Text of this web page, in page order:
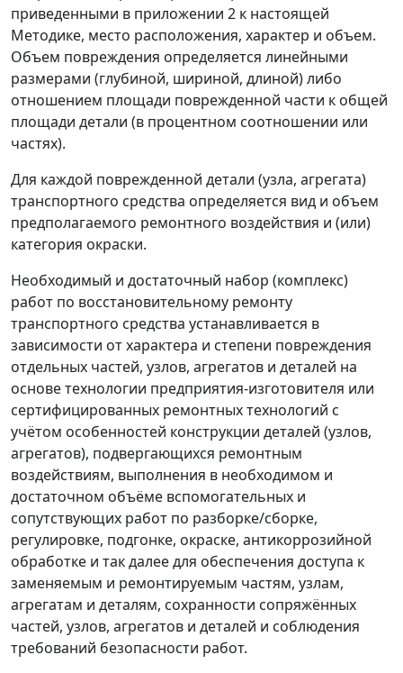
приведенными в приложении 2 к настоящей
Методике, место расположения, характер и объем.
Объем повреждения определяется линейными
размерами (глубиной, шириной, длиной) либо
отношением площади поврежденной части к общей
площади детали (в процентном соотношении или
частях).
Для каждой поврежденной детали (узла, агрегата)
транспортного средства определяется вид и объем
предполагаемого ремонтного воздействия и (или)
категория окраски.
Необходимый и достаточный набор (комплекс)
работ по восстановительному ремонту
транспортного средства устанавливается в
зависимости от характера и степени повреждения
отдельных частей, узлов, агрегатов и деталей на
основе технологии предприятия-изготовителя или
сертифицированных ремонтных технологий с
учётом особенностей конструкции деталей (узлов,
агрегатов), подвергающихся ремонтным
воздействиям, выполнения в необходимом и
достаточном объёме вспомогательных и
сопутствующих работ по разборке/сборке,
регулировке, подгонке, окраске, антикоррозийной
обработке и так далее для обеспечения доступа к
заменяемым и ремонтируемым частям, узлам,
агрегатам и деталям, сохранности сопряжённых
частей, узлов, агрегатов и деталей и соблюдения
требований безопасности работ.